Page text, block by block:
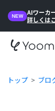
NEW
AIワーカ
詳しくは
トップ ブロ